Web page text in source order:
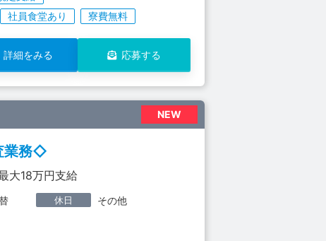
社員食堂あり 寮費無料
詳細をみる 応募する
NEW
業務◇
大18万円支給
休日 その他